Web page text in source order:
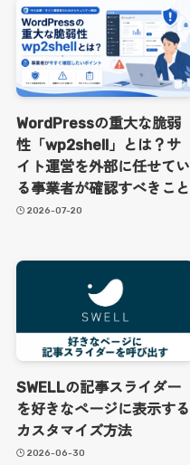
WordPressの重大な脆弱
性「wp2shell」とは？サ
イト運営を外部に任せてい
る事業者が確認すべきこと
2026-07-20
SWELLの記事スライダー
を好きなページに表示する
カスタマイズ方法
2026-06-30